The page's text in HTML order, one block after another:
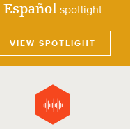
Españolspotlight
VIEW SPOTLIGHT